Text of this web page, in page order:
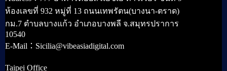
ห้องเลขที่ 932 หมู่ที่ 13 ถนนเทพรัตน(บางนา-ตราด)
กม.7 ตำบลบางแก้ว อำเภอบางพลี จ.สมุทรปราการ
10540
E-Mail：Sicilia@vibeasiadigital.com
Taipei Office